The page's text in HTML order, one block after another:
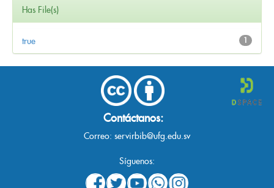
Has File(s)
1
true
Contáctanos:
Correo: servirbib@ufg.edu.sv
Síguenos: